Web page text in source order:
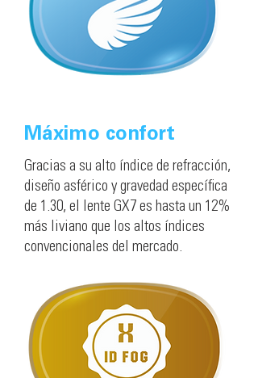
Máximo confort
Gracias a su alto índice de refracción,
diseño asférico y gravedad específica
de 1.30, el lente GX7 es hasta un 12%
más liviano que los altos índices
convencionales del mercado.